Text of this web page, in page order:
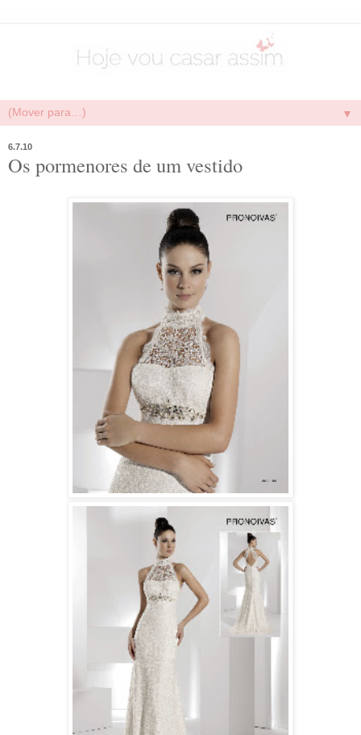
▼
6.7.10
Os pormenores de um vestido